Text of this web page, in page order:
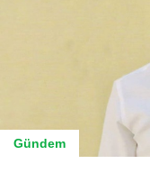
Gündem